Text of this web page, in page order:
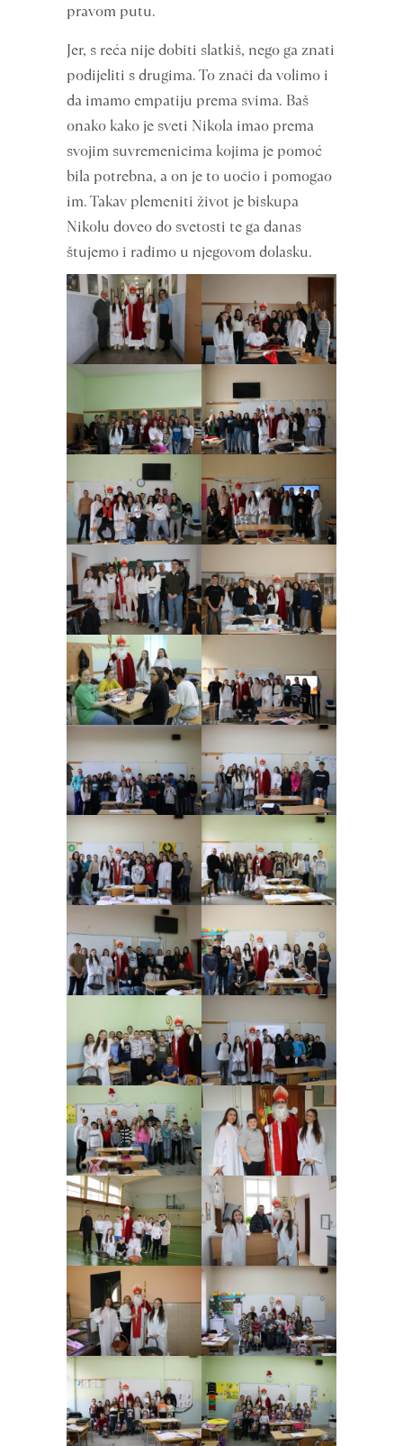
pravom putu.
Jer, s reća nije dobiti slatkiš, nego ga znati
podijeliti s drugima. To znači da volimo i
da imamo empatiju prema svima. Baš
onako kako je sveti Nikola imao prema
svojim suvremenicima kojima je pomoć
bila potrebna, a on je to uočio i pomogao
im. Takav plemeniti život je biskupa
Nikolu doveo do svetosti te ga danas
štujemo i radimo u njegovom dolasku.